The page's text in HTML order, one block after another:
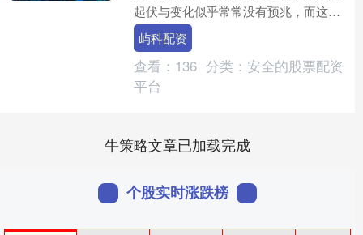
起伏与变化似乎常常没有预兆，而这种
不可捉摸的命运常常与我们无法解释的
因素紧密相关，仿佛背....
屿科配资
查看： 136 分类： 安全的股票配资
平台
牛策略文章已加载完成
个股实时涨跌榜